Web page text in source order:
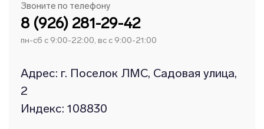
Звоните по телефону
8 (926) 281-29-42
пн-сб с 9:00-22:00, вс с 9:00-21:00
Адрес: г. Поселок ЛМС, Садовая улица,
2
Индекс: 108830